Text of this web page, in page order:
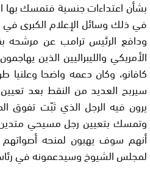
بشأن اعتداءات جنسية فتمسك بها
ودافع الرئيس ترامب عن مرشحه
الأمريكي والليبراليين الذين
كافانو، وكان دعمه واضحا وعلنيا
سيربح العديد من النقط بعد
يرون فيه الرجل الذي ثبّت تفوق
وتمسك بتعيين رجل مسيحي متدين
أنهم سوف يهبون لمنحه
لمجلس الشيوخ وسيدعمونه في